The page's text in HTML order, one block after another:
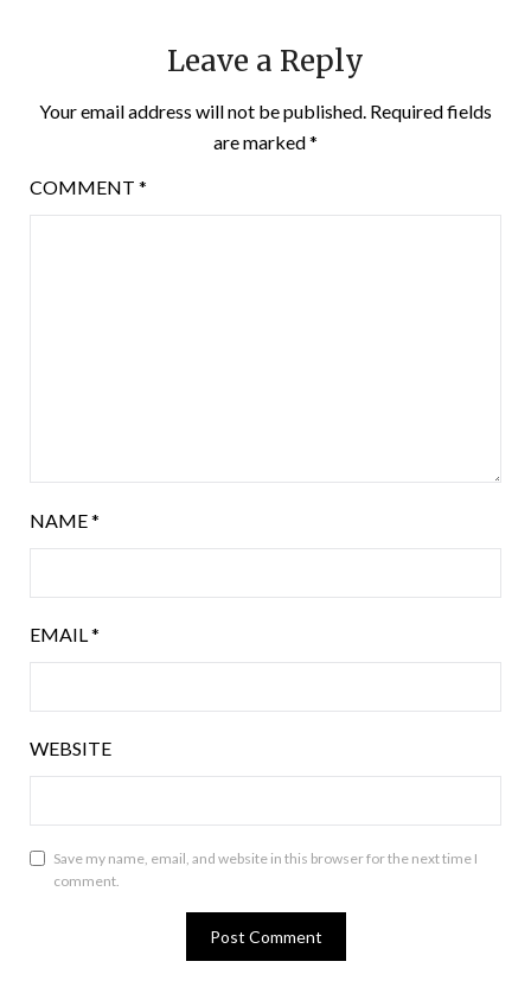
Leave a Reply
Your email address will not be published. Required fields
are marked*
COMMENT *
NAME*
EMAIL*
WEBSITE
Save my name, email, and website in this browser for the next time I
comment.